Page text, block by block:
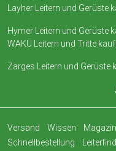
Layher Leitern und Gerüste
Hymer Leitern und Gerüste
WAKÜ Leitern und Tritte
Zarges Leitern und Gerüste
Versand Wissen Magazin
Schnellbestellung